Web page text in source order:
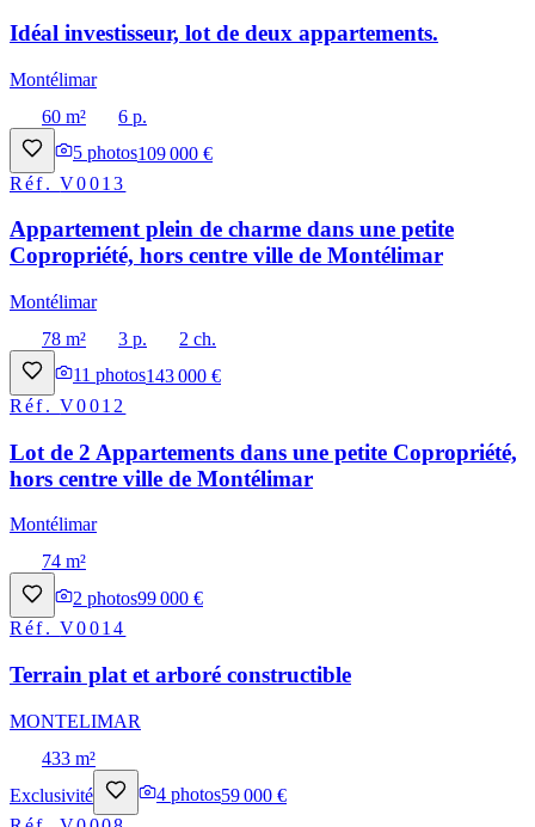
Idéal investisseur, lot de deux appartements.
Montélimar
60 m²
6 p.
5 photos109 000 €
Réf.V0013
Appartement plein de charme dans une petite
Copropriété, hors centre ville de Montélimar
Montélimar
78 m²
3 p.
2 ch.
11 photos143 000 €
Réf.V0012
Lot de 2 Appartements dans une petite Copropriété,
hors centre ville de Montélimar
Montélimar
74 m²
2 photos99 000 €
Réf.V0014
Terrain plat et arboré constructible
MONTELIMAR
433 m²
Exclusivité
4 photos59 000 €